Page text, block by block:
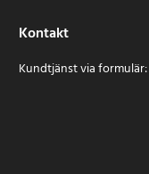
Kontakt
Kundtjänst via formulär: